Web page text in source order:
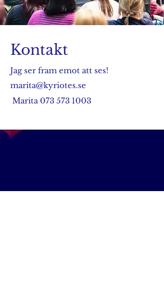
Kontakt
Jag ser fram emot att ses!
marita@kyriotes.se
Marita 073 573 1003